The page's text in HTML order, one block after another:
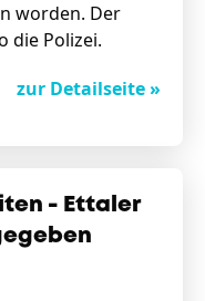
worden. Der
die Polizei.
zur Detailseite »
- Ettaler